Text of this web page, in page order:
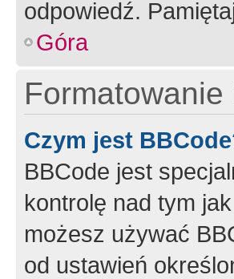
odpowiedź.
Góra
Czym jest
BBCode jest
kontrolę nad tym
możesz używać
od ustawień